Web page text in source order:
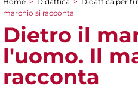
Tu sei qui
marchio si racconta
Dietro il
l'uomo. Il
racconta